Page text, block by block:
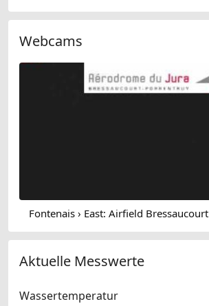
Webcams
Fontenais › East: Airfield Bressaucourt
Aktuelle Messwerte
Wassertemperatur